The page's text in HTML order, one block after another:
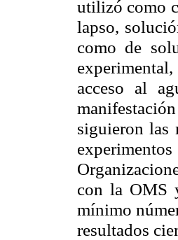
utilizó como
lapso,
como de
acceso al
siguieron las
con la OMS
mínimo
resultados